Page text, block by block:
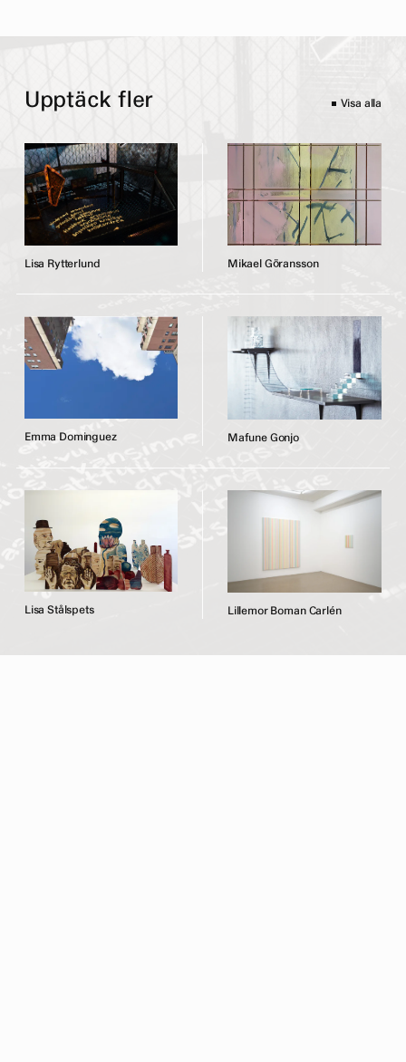
Upptäck fler Visa alla
Lisa Rytterlund Mikael Göransson
Emma Dominguez Mafune Gonjo
Lisa Stålspets Lillemor Boman Carlén